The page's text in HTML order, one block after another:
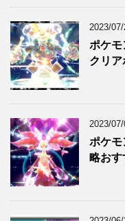
2023/
ポケモ
クリ
2023/
ポケモ
略おす